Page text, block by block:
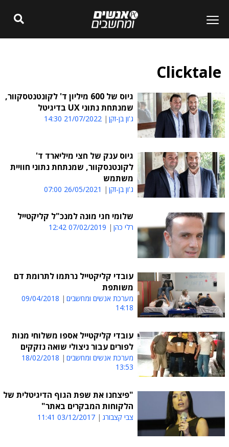
Clicktale
גיוס של 600 מיליון ד' לקונטנטסקוור,
שמנתחת נתוני UX בדיגיטל
ג'ון בן-זקן 21/07/2022 14:30
גיוס ענק של חצי מיליארד ד'
לקונטנסקוור, שמנתחת נתוני חוויית
משתמש
ג'ון בן-זקן 26/05/2021 07:00
שלומי חגי מונה למנכ"ל קליקטייל
רלי כהן 07/02/2019 12:42
עובדי קליקטייל נרתמו לתרומת דם
משותפת
מערכת אנשים ומחשבים
09/04/2018
14:18
עובדי קליקטייל אספו משלוחי מנות
לפורים עבור ניצולי שואה נזקקים
מערכת אנשים ומחשבים
18/02/2018
13:53
"פיצחנו את שפת הגוף הדיגיטלית של
הלקוחות המבקרים באתר"
צבי קצבורג 03/12/2017 11:41